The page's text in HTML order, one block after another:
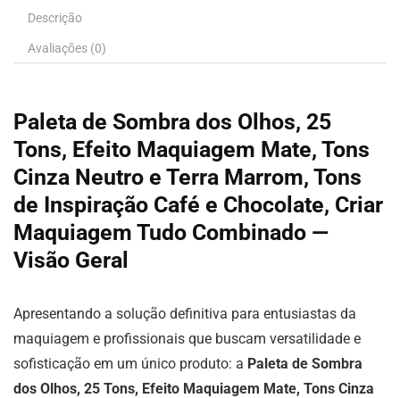
Descrição
Avaliações (0)
Paleta de Sombra dos Olhos, 25
Tons, Efeito Maquiagem Mate, Tons
Cinza Neutro e Terra Marrom, Tons
de Inspiração Café e Chocolate, Criar
Maquiagem Tudo Combinado —
Visão Geral
Apresentando a solução definitiva para entusiastas da
maquiagem e profissionais que buscam versatilidade e
sofisticação em um único produto: a Paleta de Sombra
dos Olhos, 25 Tons, Efeito Maquiagem Mate, Tons Cinza